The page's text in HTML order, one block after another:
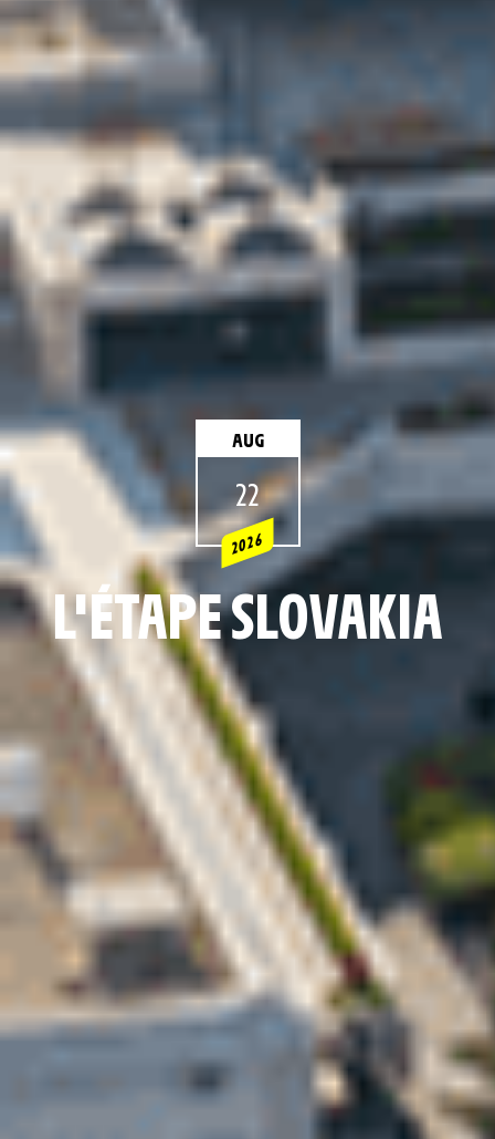
AUG
22
2026
L'ÉTAPE SLOVAKIA